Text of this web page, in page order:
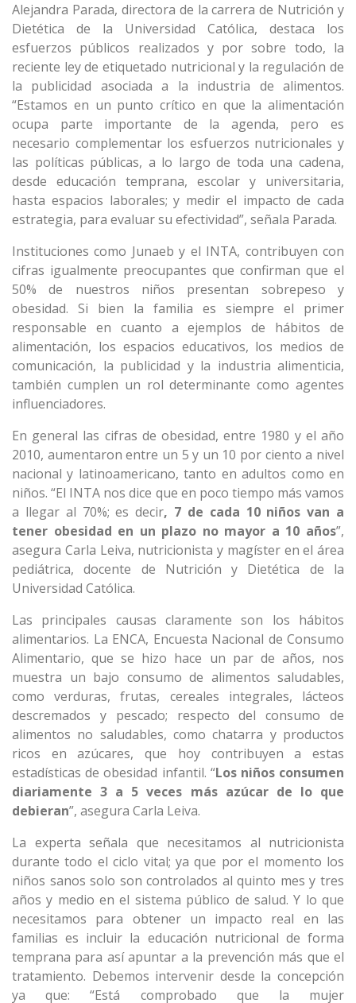
Alejandra Parada, directora de la carrera de Nutrición y
Dietética de la Universidad Católica, destaca los
esfuerzos públicos realizados y por sobre todo, la
reciente ley de etiquetado nutricional y la regulación de
la publicidad asociada a la industria de alimentos.
“Estamos en un punto crítico en que la alimentación
ocupa parte importante de la agenda, pero es
necesario complementar los esfuerzos nutricionales y
las políticas públicas, a lo largo de toda una cadena,
desde educación temprana, escolar y universitaria,
hasta espacios laborales; y medir el impacto de cada
estrategia, para evaluar su efectividad”, señala Parada.
Instituciones como Junaeb y el INTA, contribuyen con
cifras igualmente preocupantes que confirman que el
50% de nuestros niños presentan sobrepeso y
obesidad. Si bien la familia es siempre el primer
responsable en cuanto a ejemplos de hábitos de
alimentación, los espacios educativos, los medios de
comunicación, la publicidad y la industria alimenticia,
también cumplen un rol determinante como agentes
influenciadores.
En general las cifras de obesidad, entre 1980 y el año
2010, aumentaron entre un 5 y un 10 por ciento a nivel
nacional y latinoamericano, tanto en adultos como en
niños. “El INTA nos dice que en poco tiempo más vamos
a llegar al 70%; es decir, 7 de cada 10 niños van a
tener obesidad en un plazo no mayor a 10 años”,
asegura Carla Leiva, nutricionista y magíster en el área
pediátrica, docente de Nutrición y Dietética de la
Universidad Católica.
Las principales causas claramente son los hábitos
alimentarios. La ENCA, Encuesta Nacional de Consumo
Alimentario, que se hizo hace un par de años, nos
muestra un bajo consumo de alimentos saludables,
como verduras, frutas, cereales integrales, lácteos
descremados y pescado; respecto del consumo de
alimentos no saludables, como chatarra y productos
ricos en azúcares, que hoy contribuyen a estas
estadísticas de obesidad infantil. “Los niños consumen
diariamente 3 a 5 veces más azúcar de lo que
debieran”, asegura Carla Leiva.
La experta señala que necesitamos al nutricionista
durante todo el ciclo vital; ya que por el momento los
niños sanos solo son controlados al quinto mes y tres
años y medio en el sistema público de salud. Y lo que
necesitamos para obtener un impacto real en las
familias es incluir la educación nutricional de forma
temprana para así apuntar a la prevención más que el
tratamiento. Debemos intervenir desde la concepción
ya que: “Está comprobado que la mujer